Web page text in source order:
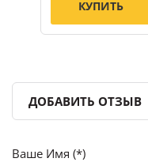
КУПИТЬ
ДОБАВИТЬ ОТЗЫВ
Ваше Имя (*)